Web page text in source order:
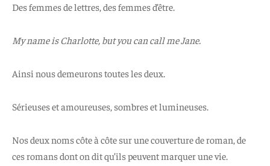
Des femmes de lettres, des femmes d’être.
My name is Charlotte, but you can call me Jane.
Ainsi nous demeurons toutes les deux.
Sérieuses et amoureuses, sombres et lumineuses.
Nos deux noms côte à côte sur une couverture de roman, de
ces romans dont on dit qu’ils peuvent marquer une vie.